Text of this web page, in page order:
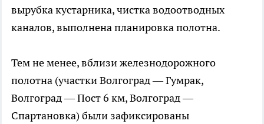
вырубка кустарника, чистка водоотводных
каналов, выполнена планировка полотна.
Тем не менее, вблизи железнодорожного
полотна (участки Волгоград — Гумрак,
Волгоград — Пост 6 км, Волгоград —
Спартановка) были зафиксированы